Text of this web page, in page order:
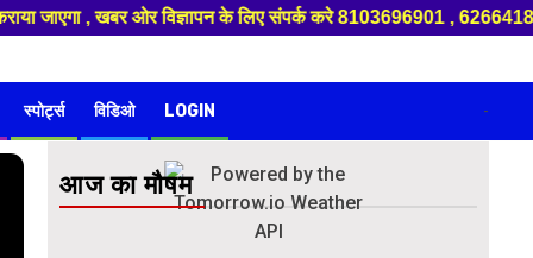
, खबर ओर विज्ञापन के लिए संपर्क करे 8103696901 ,
स्पोर्ट्स विडिओ LOGIN -
आज का मौषम